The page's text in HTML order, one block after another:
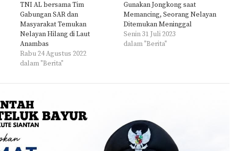
TNI AL bersama Tim
Gabungan SAR dan
Masyarakat Temukan
Nelayan Hilang di Laut
Anambas
Rabu 24 Agustus 2022
dalam "Berita"
Gunakan Jongkong saat
Memancing, Seorang Nelayan
Ditemukan Meninggal
Senin 31 Juli 2023
dalam "Berita"